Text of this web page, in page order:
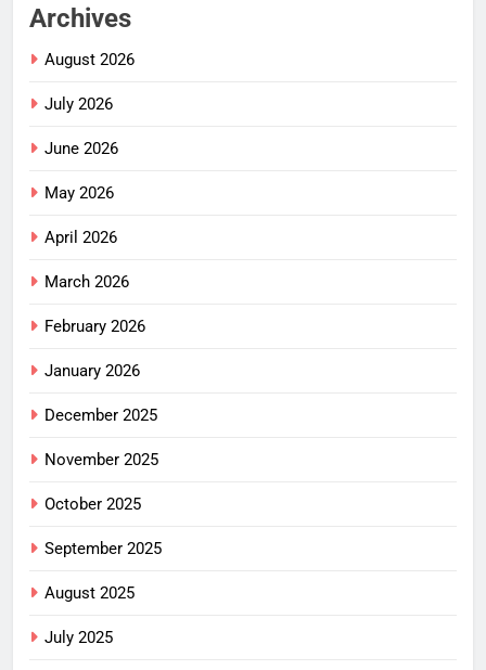
Archives
August 2026
July 2026
June 2026
May 2026
April 2026
March 2026
February 2026
January 2026
December 2025
November 2025
October 2025
September 2025
August 2025
July 2025